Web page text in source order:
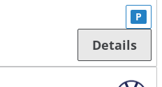
P
Details